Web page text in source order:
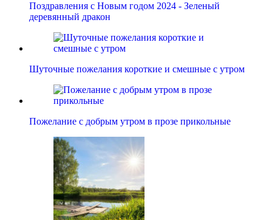
Поздравления с Новым годом 2024 - Зеленый
деревянный дракон
Шуточные пожелания короткие и смешные с утром
Пожелание с добрым утром в прозе прикольные